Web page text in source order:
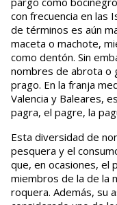
con frecuencia en las
de términos es aún
maceta o machote,
como dentón. Sin
nombres de abrota o
prago. En la franja
Valencia y Baleares,
pagra, el pagre, la
Esta diversidad de
pesquera y el
que, en ocasiones, el
miembros de la de la
roquera. Además, su